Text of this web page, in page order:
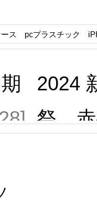
ース pcプラスチック
5
2024
祭 赤